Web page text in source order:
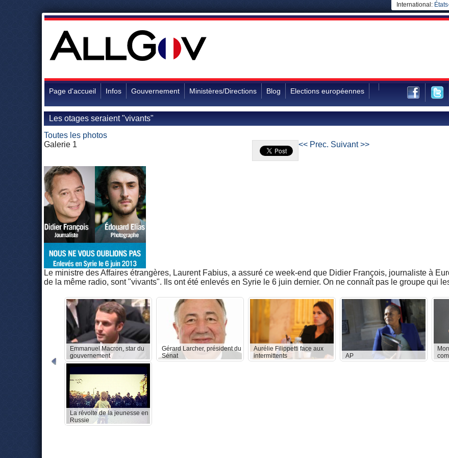
International:
Page d'accueil Infos Gouvernement Ministères/Directions Blog Elections européennes
Les otages seraient "vivants"
Toutes les photos
Galerie 1
<< Prec. Suivant >>
Le ministre des Affaires étrangères, Laurent Fabius, a assuré ce week-end que Didier François, journaliste à
de la même radio, sont "vivants". Ils ont été enlevés en Syrie le 6 juin dernier. On ne connaît pas le groupe qui
Emmanuel Macron, star du
gouvernement
Gérard Larcher, président du
Sénat
Aurélie Filippetti face aux
intermittents
AP
La révolte de la jeunesse en
Russie